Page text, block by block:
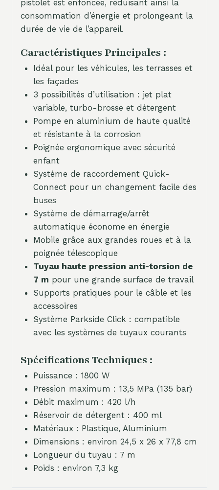
pistolet est enfoncée, réduisant ainsi la
consommation d’énergie et prolongeant la
durée de vie de l’appareil.
Caractéristiques Principales :
Idéal pour les véhicules, les terrasses et
les façades
3 possibilités d’utilisation : jet plat
variable, turbo-brosse et détergent
Pompe en aluminium de haute qualité
et résistante à la corrosion
Poignée ergonomique avec sécurité
enfant
Système de raccordement Quick-
Connect pour un changement facile des
buses
Système de démarrage/arrêt
automatique économe en énergie
Mobile grâce aux grandes roues et à la
poignée télescopique
Tuyau haute pression anti-torsion de
7 m pour une grande surface de travail
Supports pratiques pour le câble et les
accessoires
Système Parkside Click : compatible
avec les systèmes de tuyaux courants
Spécifications Techniques :
Puissance : 1800 W
Pression maximum : 13,5 MPa (135 bar)
Débit maximum : 420 l/h
Réservoir de détergent : 400 ml
Matériaux : Plastique, Aluminium
Dimensions : environ 24,5 x 26 x 77,8 cm
Longueur du tuyau : 7 m
Poids : environ 7,3 kg